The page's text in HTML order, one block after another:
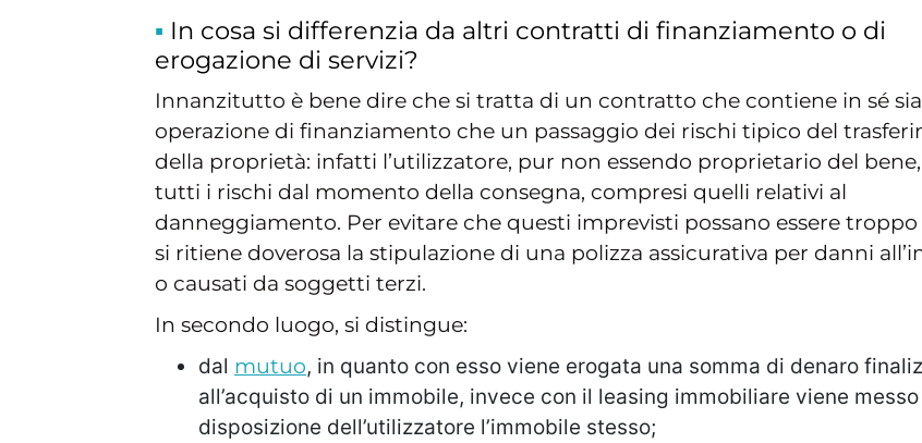
In cosa si differenzia da altri contratti di finanziamento o di
erogazione di servizi?
Innanzitutto è bene dire che si tratta di un contratto che contiene in sé
operazione di finanziamento che un passaggio dei rischi tipico del
della proprietà: infatti l’utilizzatore, pur non essendo proprietario del
tutti i rischi dal momento della consegna, compresi quelli relativi al
danneggiamento. Per evitare che questi imprevisti possano essere troppo
si ritiene doverosa la stipulazione di una polizza assicurativa per danni
o causati da soggetti terzi.
In secondo luogo, si distingue:
dal mutuo, in quanto con esso viene erogata una somma di denaro
all’acquisto di un immobile, invece con il leasing immobiliare viene messo
disposizione dell’utilizzatore l’immobile stesso;